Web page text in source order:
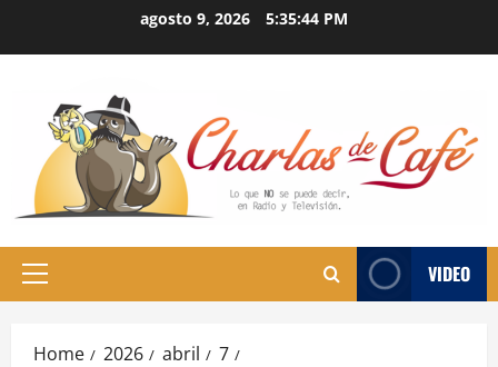
agosto 9, 2026 5:35:44 PM
Primary
VIDEO
Home 2026 abril
7